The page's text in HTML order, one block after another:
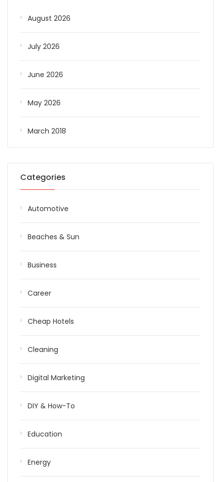
August 2026
July 2026
June 2026
May 2026
March 2018
Categories
Automotive
Beaches & Sun
Business
Career
Cheap Hotels
Cleaning
Digital Marketing
DIY & How-To
Education
Energy